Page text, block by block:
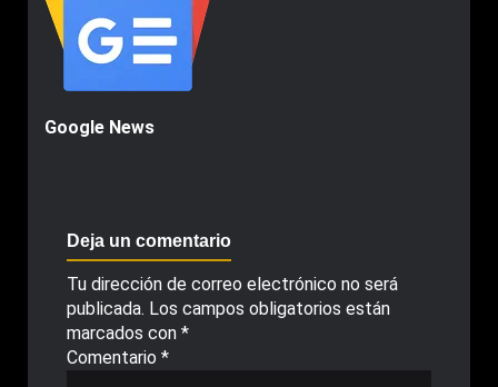
Google News
Deja un comentario
Tu dirección de correo electrónico no será
publicada. Los campos obligatorios están
marcados con *
Comentario *